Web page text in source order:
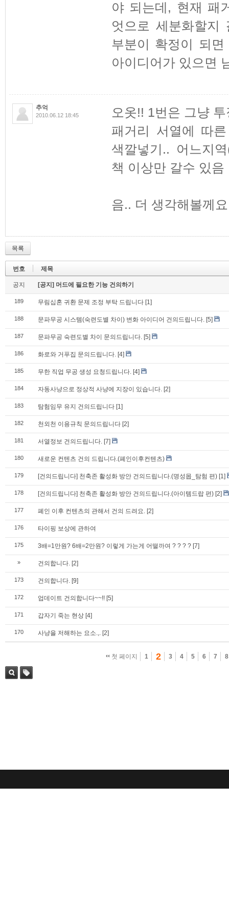
야 되는데, 현재 패
엇으로 세분화할지
부분이 확정이 되
아이디어가 있으면
추억
2010.06.12 18:45
오옷!! 1번은 그냥
패거리 서열에 따
색깔넣기.. 어느지
책 이상만 갈수 있음
음.. 더 생각해볼께
목록
번호 제목
공지 [공지] 머드에 필요한 기능 건의하기
189 무림십혼 귀환 문제 조정 부탁 드립니다 [1]
188 문파무공 시스템(숙련도별 차이) 변화 아이디어 건의드립니다. [5]
187 문파무공 숙련도별 차이 문의드립니다. [5]
186 화로와 거푸집 문의드립니다. [4]
185 무한 직업 무공 생성 요청드립니다. [4]
184 자동사냥으로 정상적 사냥에 지장이 있습니다. [2]
183 탐험임무 유지 건의드립니다 [1]
182 천외천 이용규칙 문의드립니다 [2]
181 서열정보 건의드립니다. [7]
180 새로운 컨텐츠 건의 드립니다.(폐인이후컨텐츠)
179 [건의드립니다] 천축존 활성화 방안 건의드립니다.(명성몹_탐험 편) [1]
178 [건의드립니다] 천축존 활성화 방안 건의드립니다.(아이템드랍 편) [2]
177 폐인 이후 컨텐츠의 관해서 건의 드려요. [2]
176 타이핑 보상에 관하여
175 3배=1만원? 6배=2만원? 이렇게 가는게 어떨까여 ? ? ? ? [7]
» 건의합니다. [2]
173 건의합니다. [9]
172 업데이트 건의합니다~~!! [5]
171 갑자기 죽는 현상 [4]
170 사냥을 저해하는 요소.,. [2]
첫 페이지 1 2 3 4 5 6 7 8